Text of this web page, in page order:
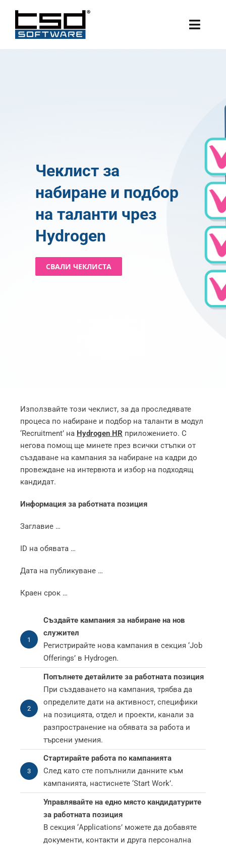
content
Toggle
Чеклист за
набиране и подбор
на таланти чрез
Hydrogen
СВАЛИ ЧЕКЛИСТА
Използвайте този чеклист, за да проследявате
процеса по набиране и подбор на таланти в модул
‘Recruitment’ на Hydrogen HR приложението. С
негова помощ ще минете през всички стъпки от
създаване на кампания за набиране на кадри до
провеждане на интервюта и избор на подходящ
кандидат.
Информация за работната позиция
Заглавие …
ID на обявата …
Дата на публикуване …
Краен срок …
1
Създайте кампания за набиране на нов
служител
Регистрирайте новa кампания в секция ‘Job
Offerings’ в Hydrogen.
2
Попълнете детайлите за работната позиция
При създаването на кампания, трябва да
определите дати на активност, специфики
на позицията, отдел и проекти, канали за
разпространение на обявата за работа и
търсени умения.
3
Стартирайте работа по кампанията
След като сте попълнили данните към
кампанията, настиснете ‘Start Work’.
Управлявайте на едно място кандидатурите
за работната позиция
В секция ‘Applications’ можете да добавяте
документи, контакти и друга персонална